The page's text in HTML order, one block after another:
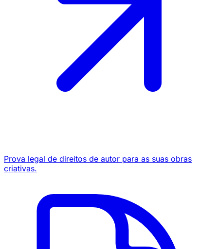
Prova legal de direitos de autor para as suas obras
criativas.